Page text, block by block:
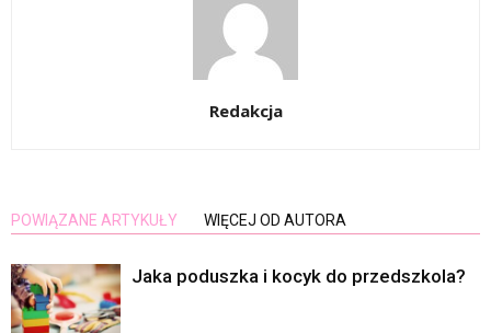
Redakcja
POWIĄZANE ARTYKUŁY WIĘCEJ OD AUTORA
Jaka poduszka i kocyk do przedszkola?